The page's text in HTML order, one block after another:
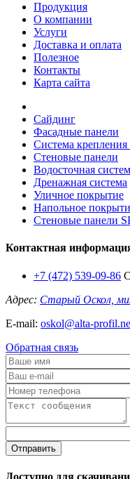
Продукция
О компании
Услуги
Доставка и оплата
Полезное
Контакты
Карта сайта
Сайдинг
Фасадные панели
Система крепления
Стеновые панели
Водосточная
Дренажная система
Уличное покрытие
Напольное
Стеновые панели
Контактная
+7 (472) 539-09-86
Адрес: Старый Оскол,
E-mail: oskol@alta-
Обратная связь
Отправить
Доступно для